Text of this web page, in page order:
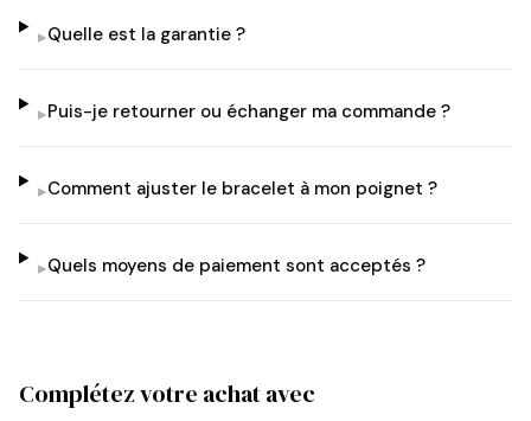
▸Quelle est la garantie ?
▸Puis-je retourner ou échanger ma commande ?
▸Comment ajuster le bracelet à mon poignet ?
▸Quels moyens de paiement sont acceptés ?
Complétez votre achat avec